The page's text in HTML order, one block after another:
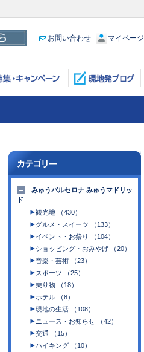
お問い合わせ マイページ
みゅうバルセロナ みゅうマドリッ
ド
観光地 （430）
グルメ・スイーツ （133）
イベント・お祭り （104）
ショッピング・おみやげ （20）
音楽・芸術 （23）
スポーツ （25）
乗り物 （18）
ホテル （8）
現地の生活 （108）
ニュース・お知らせ （42）
交通 （15）
ハイキング （10）